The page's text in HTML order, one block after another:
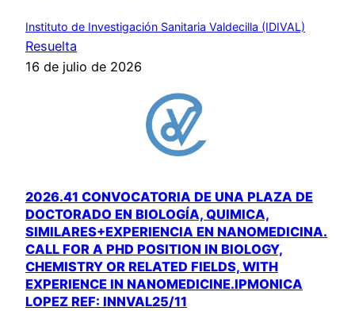
Instituto de Investigación Sanitaria Valdecilla (IDIVAL)
Resuelta
16 de julio de 2026
2026.41 CONVOCATORIA DE UNA PLAZA DE
DOCTORADO EN BIOLOGÍA, QUIMICA,
SIMILARES+EXPERIENCIA EN NANOMEDICINA.
CALL FOR A PHD POSITION IN BIOLOGY,
CHEMISTRY OR RELATED FIELDS, WITH
EXPERIENCE IN NANOMEDICINE.IPMONICA
LOPEZ REF: INNVAL25/11